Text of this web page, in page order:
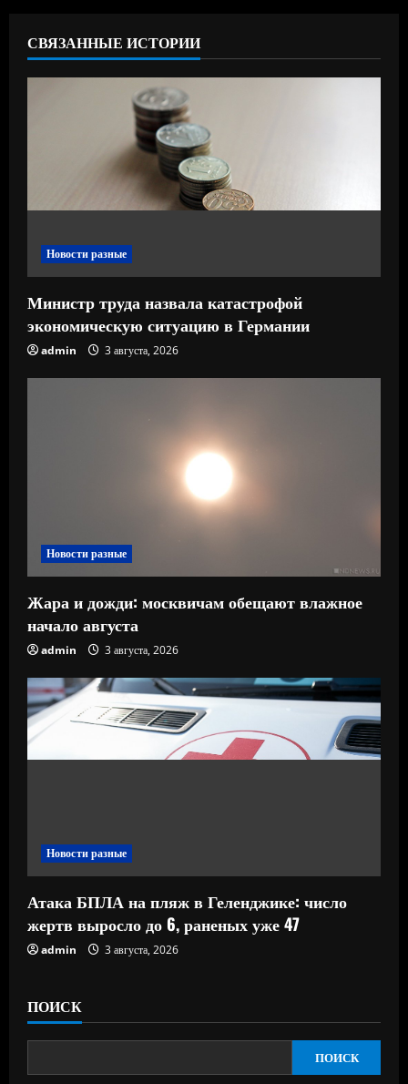
ч
и
СВЯЗАННЫЕ ИСТОРИИ
Новости разные
Министр труда назвала катастрофой
экономическую ситуацию в Германии
admin 3 августа, 2026
Новости разные
Жара и дожди: москвичам обещают влажное
начало августа
admin 3 августа, 2026
Новости разные
Атака БПЛА на пляж в Геленджике: число
жертв выросло до 6, раненых уже 47
admin 3 августа, 2026
ПОИСК
ПОИСК